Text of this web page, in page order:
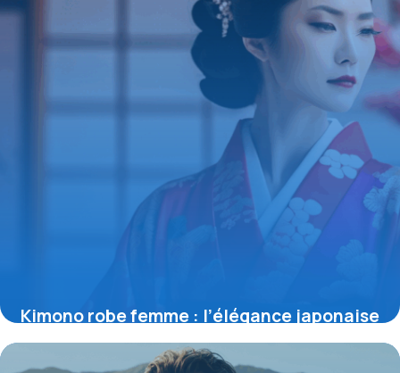
Kimono robe femme : l’élégance japonaise
réinventée pour la mode contemporaine